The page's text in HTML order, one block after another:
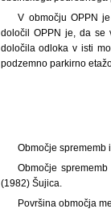
V območju OPPN
določil OPPN je, da se
določila odloka v isti
podzemno parkirno
Območje sprememb
Območje
(1982) Šujica.
Površina območja